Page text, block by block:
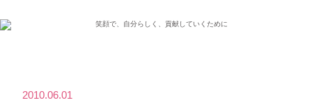
2010.06.01